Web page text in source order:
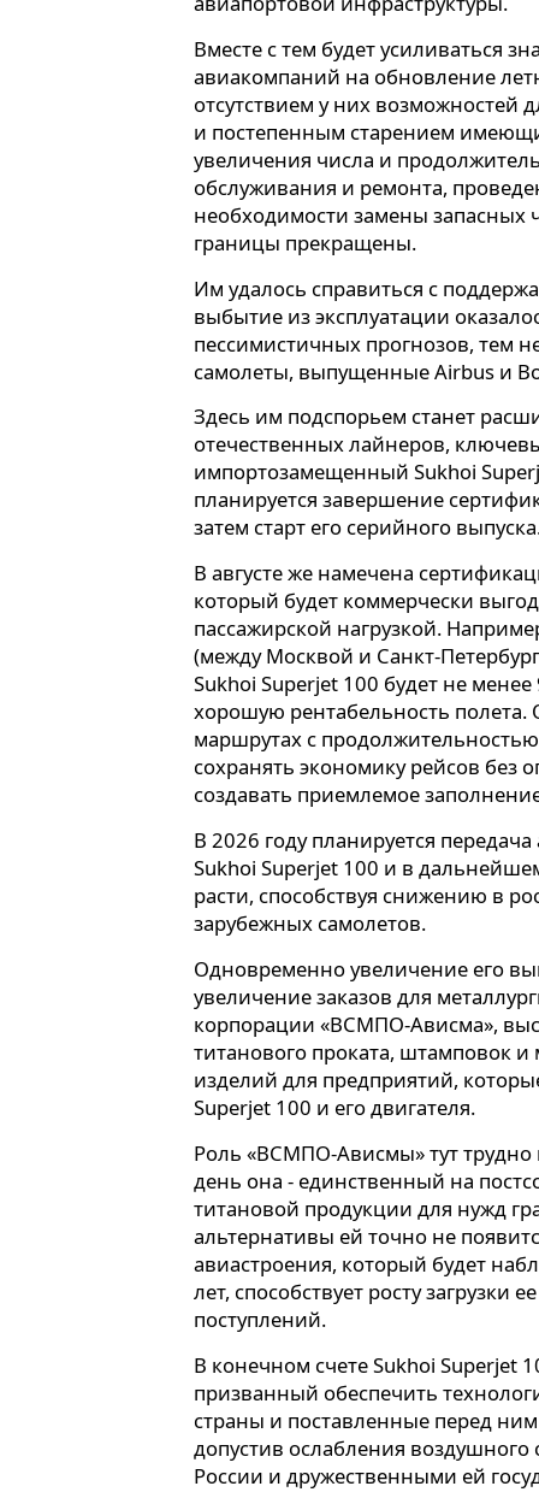
Вместе с тем будет усиливаться
авиакомпаний на обновление
отсутствием у них возможностей
и постепенным старением
увеличения числа и
обслуживания и ремонта,
необходимости замены запасных
границы прекращены.
Им удалось справиться с
выбытие из эксплуатации
пессимистичных прогнозов, тем
самолеты, выпущенные Airbus и
Здесь им подспорьем станет
отечественных лайнеров,
импортозамещенный Sukhoi
планируется завершение
затем старт его серийного
В августе же намечена
который будет коммерчески
пассажирской нагрузкой.
(между Москвой и Санкт-
Sukhoi Superjet 100 будет не
хорошую рентабельность
маршрутах с продолжительностью
сохранять экономику рейсов без
создавать приемлемое
В 2026 году планируется
Sukhoi Superjet 100 и в
расти, способствуя снижению в
зарубежных самолетов.
Одновременно увеличение его
увеличение заказов для
корпорации «ВСМПО-Ависма»,
титанового проката, штамповок
изделий для предприятий,
Superjet 100 и его двигателя.
Роль «ВСМПО-Ависмы» тут
день она - единственный на
титановой продукции для нужд
альтернативы ей точно не
авиастроения, который будет
лет, способствует росту
поступлений.
В конечном счете Sukhoi Superjet
призванный обеспечить
страны и поставленные перед
допустив ослабления
России и дружественными ей